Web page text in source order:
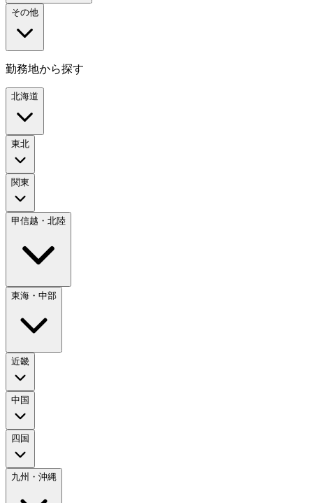
その他
勤務地から探す
北海道
東北
関東
甲信越・北陸
東海・中部
近畿
中国
四国
九州・沖縄